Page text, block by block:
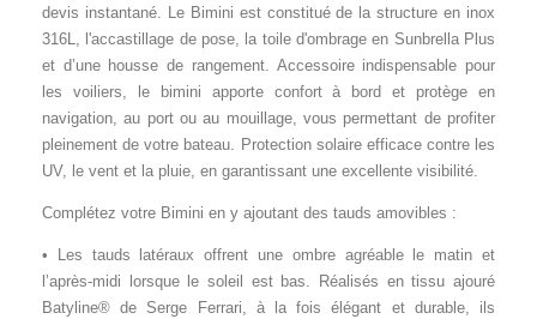
devis instantané. Le Bimini est constitué de la structure en inox
316L, l'accastillage de pose, la toile d'ombrage en Sunbrella Plus
et d’une housse de rangement. Accessoire indispensable pour
les voiliers, le bimini apporte confort à bord et protège en
navigation, au port ou au mouillage, vous permettant de profiter
pleinement de votre bateau. Protection solaire efficace contre les
UV, le vent et la pluie, en garantissant une excellente visibilité.
Complétez votre Bimini en y ajoutant des tauds amovibles :
• Les tauds latéraux offrent une ombre agréable le matin et
l’après-midi lorsque le soleil est bas. Réalisés en tissu ajouré
Batyline® de Serge Ferrari, à la fois élégant et durable, ils